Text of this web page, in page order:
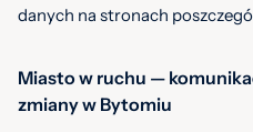
danych na stronach
Miasto w ruchu —
zmiany w Bytomiu